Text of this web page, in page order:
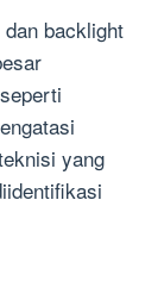
backlight
yang